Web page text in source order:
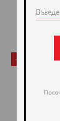
-35%